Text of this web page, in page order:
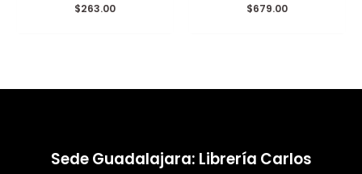
Valorado
con
$263.00
Valorado
con
$679.00
Sede Guadalajara: Librería Carlos